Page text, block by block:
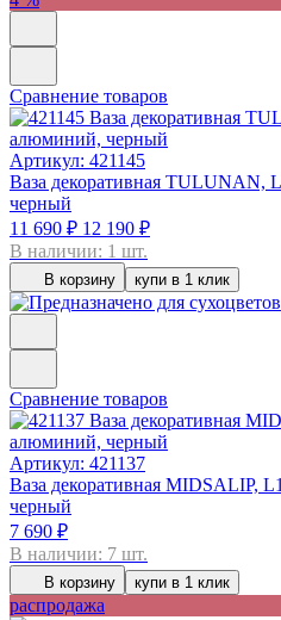
Сравнение товаров
Артикул: 421145
Ваза декоративная TULUNAN,
черный
11 690 ₽ 12 190 ₽
В наличии: 1 шт.
В корзину купи в 1 клик
Сравнение товаров
Артикул: 421137
Ваза декоративная MIDSALIP,
черный
7 690 ₽
В наличии: 7 шт.
В корзину купи в 1 клик
распродажа